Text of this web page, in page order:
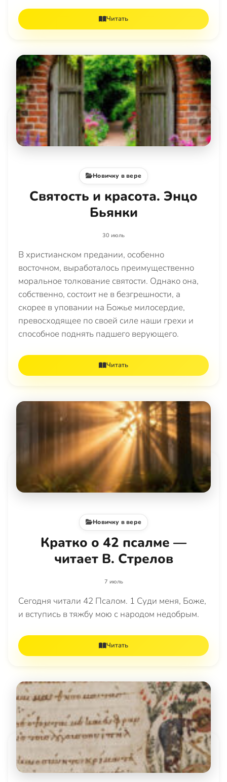
Читать
Новичку в вере
Святость и красота. Энцо
Бьянки
30 июль
В христианском предании, особенно
восточном, выработалось преимущественно
моральное толкование святости. Однако она,
собственно, состоит не в безгрешности, а
скорее в уповании на Божье милосердие,
превосходящее по своей силе наши грехи и
способное поднять падшего верующего.
Читать
Новичку в вере
Кратко о 42 псалме —
читает В. Стрелов
7 июль
Сегодня читали 42 Псалом. 1 Суди меня, Боже,
и вступись в тяжбу мою с народом недобрым.
Читать